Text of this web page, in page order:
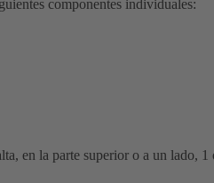
componentes individuales:
en la parte superior o a un lado, 1